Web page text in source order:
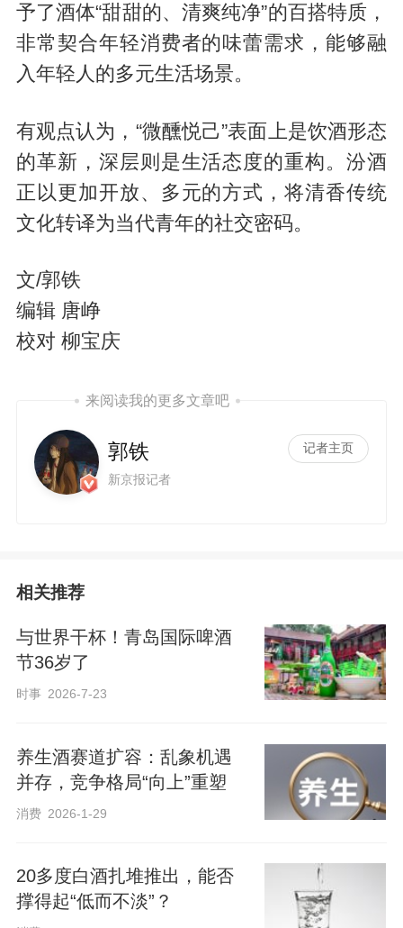
予了酒体“甜甜的、清爽纯净”的百搭特质，
非常契合年轻消费者的味蕾需求，能够融
入年轻人的多元生活场景。
有观点认为，“微醺悦己”表面上是饮酒形态
的革新，深层则是生活态度的重构。汾酒
正以更加开放、多元的方式，将清香传统
文化转译为当代青年的社交密码。
文/郭铁
编辑 唐峥
校对 柳宝庆
来阅读我的更多文章吧
郭铁
新京报记者
记者主页
相关推荐
与世界干杯！青岛国际啤酒
节36岁了
时事 2026-7-23
养生酒赛道扩容：乱象机遇
并存，竞争格局“向上”重塑
消费 2026-1-29
20多度白酒扎堆推出，能否
撑得起“低而不淡”？